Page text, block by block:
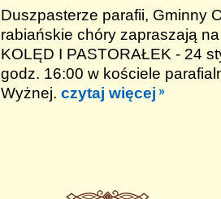
Duszpasterze parafii, Gminny
rabiańskie chóry zapraszają
KOLĘD I PASTORAŁEK - 24
godz. 16:00 w kościele
Wyżnej. czytaj więcej